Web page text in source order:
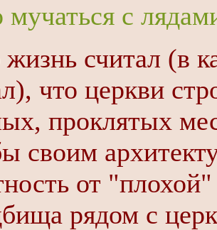
мучаться с
считал (в
что церкви
проклятых
своим
от
рядом с